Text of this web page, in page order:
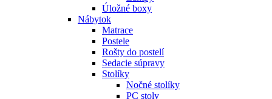
Úložné boxy
Nábytok
Matrace
Postele
Rošty do postelí
Sedacie súpravy
Stolíky
Nočné stolíky
PC stoly